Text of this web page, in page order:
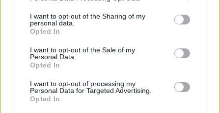
I want to opt-out of the Sharing of my
personal data.
Opted In
I want to opt-out of the Sale of my
Personal Data.
Opted In
I want to opt-out of processing my
Personal Data for Targeted Advertising.
Opted In
Articolul precedent
DOCUMENT. Textul integral al
de USR-PLUS și AUR. „Cum
poate un individ cu asemenea
profil infracțional să mai fie
prim-ministrul acestei țări?”
Articolul următor
de „trădare” și „puci”